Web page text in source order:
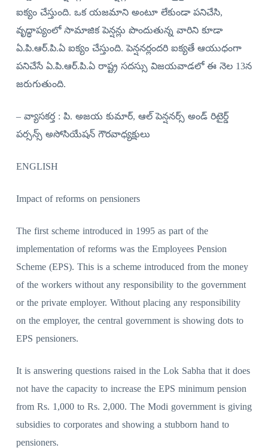
ఐక్యం చేస్తుంది. ఒక యజమాని అంటూ లేకుండా పనిచేసి,
వృద్ధాప్యంలో సామాజిక పెన్షన్లు పొందుతున్న వారిని కూడా
ఏ.పి.ఆర్‌.పి.ఏ ఐక్యం చేస్తుంది. పెన్షనర్లందరి ఐక్యతే ఆయుధంగా
పనిచేసే ఏ.పి.ఆర్‌.పి.ఏ రాష్ట్ర సదస్సు విజయవాడలో ఈ నెల 13న
జరుగుతుంది.
– వ్యాసకర్త : పి. అజయ కుమార్‌, ఆల్‌ పెన్షనర్స్‌ అండ్‌ రిటైర్డ్‌
పర్సన్స్‌ అసోసియేషన్‌ గౌరవాధ్యక్షులు
ENGLISH
Impact of reforms on pensioners
The first scheme introduced in 1995 as part of the
implementation of reforms was the Employees Pension
Scheme (EPS). This is a scheme introduced from the money
of the workers without any responsibility to the government
or the private employer. Without placing any responsibility
on the employer, the central government is showing dots to
EPS pensioners.
It is answering questions raised in the Lok Sabha that it does
not have the capacity to increase the EPS minimum pension
from Rs. 1,000 to Rs. 2,000. The Modi government is giving
subsidies to corporates and showing a stubborn hand to
pensioners.